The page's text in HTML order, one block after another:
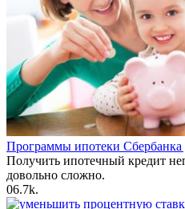
Программы ипотеки Сбербанка
Получить ипотечный кредит
довольно сложно.
06.7k.